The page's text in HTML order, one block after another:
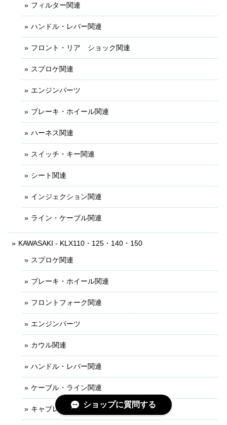
フィルター関連
ハンドル・レバー関連
フロント・リア ショック関連
スプロケ関連
エンジンパーツ
ブレーキ・ホイール関連
ハーネス関連
スイッチ・キー関連
シート関連
インジェクション関連
ライン・ケーブル関連
KAWASAKI - KLX110・125・140・150
スプロケ関連
ブレーキ・ホイール関連
フロントフォーク関連
エンジンパーツ
カウル関連
ハンドル・レバー関連
ケーブル・ライン関連
キャブレター関連ショップに質問する